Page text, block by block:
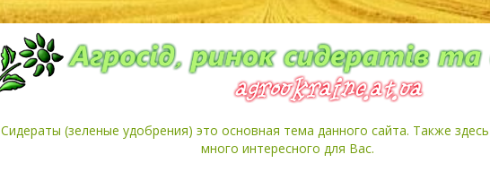
Сидераты (зеленые удобрения) это основная тема данного сайта. Также
много интересного для Вас.